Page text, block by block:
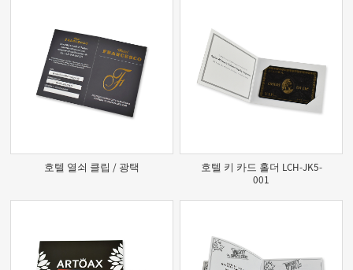
호텔 열쇠 클립 / 광택
호텔 키 카드 홀더 LCH-JK5-
001